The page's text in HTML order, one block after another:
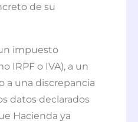
de su
impuesto
IRPF o IVA), a un
a una discrepancia
datos declarados
Hacienda ya